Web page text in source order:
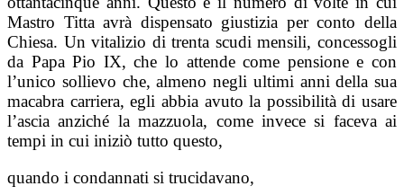
Mastro Titta avrà dispensato giustizia per conto della
Chiesa. Un vitalizio di trenta scudi mensili, concessogli
da Papa Pio IX, che lo attende come pensione e con
l’unico sollievo che, almeno negli ultimi anni della sua
macabra carriera, egli abbia avuto la possibilità di usare
l’ascia anziché la mazzuola, come invece si faceva ai
tempi in cui iniziò tutto questo,
quando i condannati si trucidavano,